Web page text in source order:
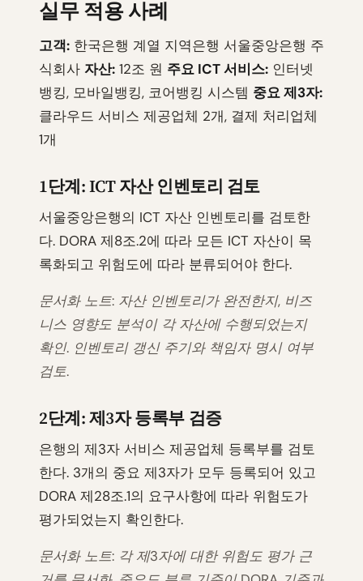
실무 적용 사례
고객: 한국은행 계열 지역은행 서울중앙은행 주
식회사 자산: 12조 원 주요 ICT 서비스: 인터넷
뱅킹, 모바일뱅킹, 코어뱅킹 시스템 중요 제3자:
클라우드 서비스 제공업체 2개, 결제 처리업체
1개
1단계: ICT 자산 인벤토리 검토
서울중앙은행의 ICT 자산 인벤토리를 검토한
다. DORA 제8조.2에 따라 모든 ICT 자산이 목
록화되고 위험도에 따라 분류되어야 한다.
문서화 노트: 자산 인벤토리가 완전한지, 비즈
니스 영향도 분석이 각 자산에 수행되었는지
확인. 인벤토리 갱신 주기와 책임자 명시 여부
검토.
2단계: 제3자 등록부 검증
은행의 제3자 서비스 제공업체 등록부를 검토
한다. 3개의 중요 제3자가 모두 등록되어 있고
DORA 제28조.1의 요구사항에 따라 위험도가
평가되었는지 확인한다.
문서화 노트: 각 제3자에 대한 위험도 평가 근